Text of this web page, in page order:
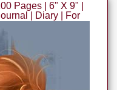
Pages | 6" X 9" |
| Diary | For
Gift